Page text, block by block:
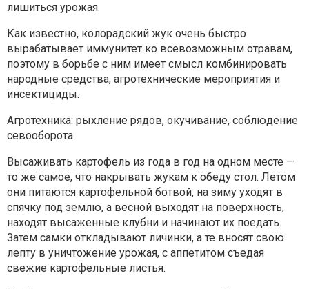
лишиться урожая.
Как известно, колорадский жук очень быстро
вырабатывает иммунитет ко всевозможным отравам,
поэтому в борьбе с ним имеет смысл комбинировать
народные средства, агротехнические мероприятия и
инсектициды.
Агротехника: рыхление рядов, окучивание, соблюдение
севооборота
Высаживать картофель из года в год на одном месте —
то же самое, что накрывать жукам к обеду стол. Летом
они питаются картофельной ботвой, на зиму уходят в
спячку под землю, а весной выходят на поверхность,
находят высаженные клубни и начинают их поедать.
Затем самки откладывают личинки, а те вносят свою
лепту в уничтожение урожая, с аппетитом съедая
свежие картофельные листья.